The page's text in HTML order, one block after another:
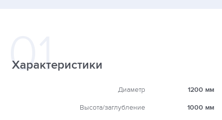
Характеристики
Диаметр 1200 мм
Высота/заглубление 1000 мм